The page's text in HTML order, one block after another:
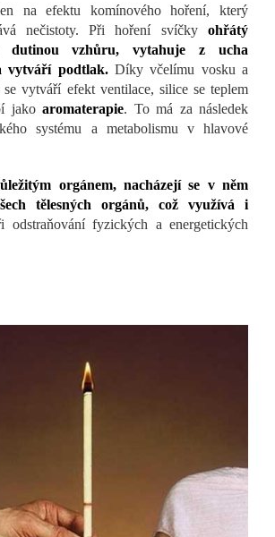
na efektu komínového hoření, který
nečistoty. Při hoření svíčky ohřátý
dutinou vzhůru, vytahuje z ucha
vytváří podtlak.Díky včelímu vosku a
vytváří efekt ventilace, silice se teplem
jako aromaterapie. To má za následek
systému a metabolismu v hlavové
orgánem, nacházejí se v něm
tělesných orgánů, což využívá i
odstraňování fyzických a energetických